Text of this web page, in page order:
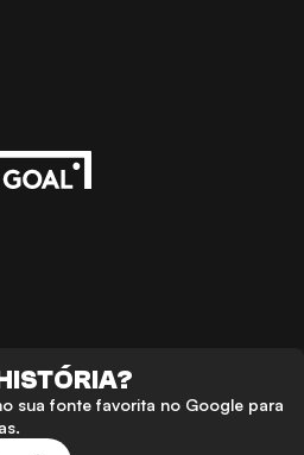
sua fonte favorita no Google para